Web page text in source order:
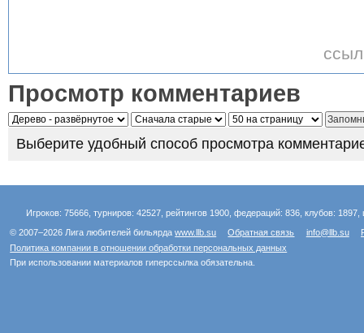
Просмотр комментариев
Выберите удобный способ просмотра
Игроков: 75666, турниров: 42527, рейтингов 1900, федераций: 836, клубов:
© 2007–2026 Лига любителей бильярдаwww.llb.su Обратная связь info@llb.su
Политика компании в отношении обработки персональных данных
При использовании материалов гиперссылка обязательна.